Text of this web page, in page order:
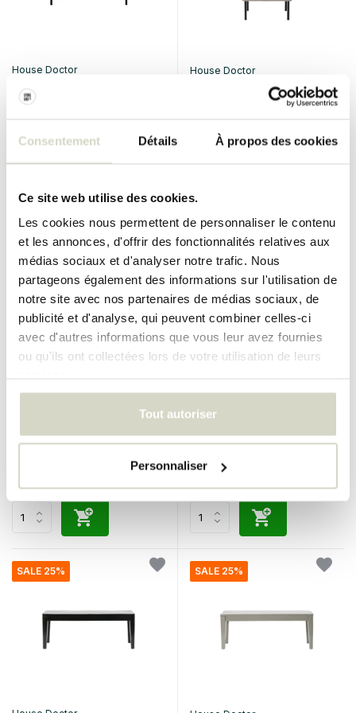
Consentement Détails À propos des cookies
Ce site web utilise des cookies.
Les cookies nous permettent de personnaliser le contenu
et les annonces, d'offrir des fonctionnalités relatives aux
médias sociaux et d'analyser notre trafic. Nous
partageons également des informations sur l'utilisation de
notre site avec nos partenaires de médias sociaux, de
publicité et d'analyse, qui peuvent combiner celles-ci
avec d'autres informations que vous leur avez fournies
ou qu'ils ont collectées lors de votre utilisation de leurs
Tout autoriser
Personnaliser
House Doctor
Banc Toda
Taxes incluses
House Doctor
Canapé 1 place naturel
Taxes incluses
SALE 25%
House Doctor
€950,00 €712,50
SALE 25%
House Doctor
Canapé d'angle naturel
€960,00 €720,00
SALE 25% SALE 25%